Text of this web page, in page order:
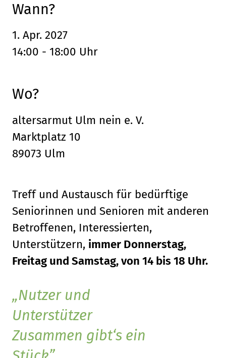
Wann?
1. Apr. 2027
14:00 - 18:00 Uhr
Wo?
altersarmut Ulm nein e. V.
Marktplatz 10
89073 Ulm
Treff und Austausch für bedürftige
Seniorinnen und Senioren mit anderen
Betroffenen, Interessierten,
Unterstützern, immer Donnerstag,
Freitag und Samstag, von 14 bis 18 Uhr.
Nutzer und
Unterstützer
Zusammen gibt‘s ein